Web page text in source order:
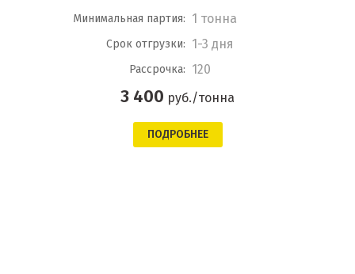
Минимальная партия: 1 тонна
Срок отгрузки: 1-3 дня
Рассрочка: 120
3 400 руб./тонна
ПОДРОБНЕЕ